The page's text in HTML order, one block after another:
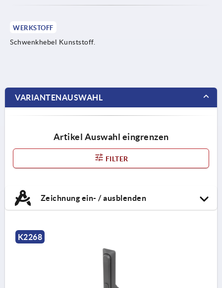
WERKSTOFF
Schwenkhebel Kunststoff.
VARIANTENAUSWAHL
Artikel Auswahl eingrenzen
FILTER
Zeichnung ein- / ausblenden
K2268